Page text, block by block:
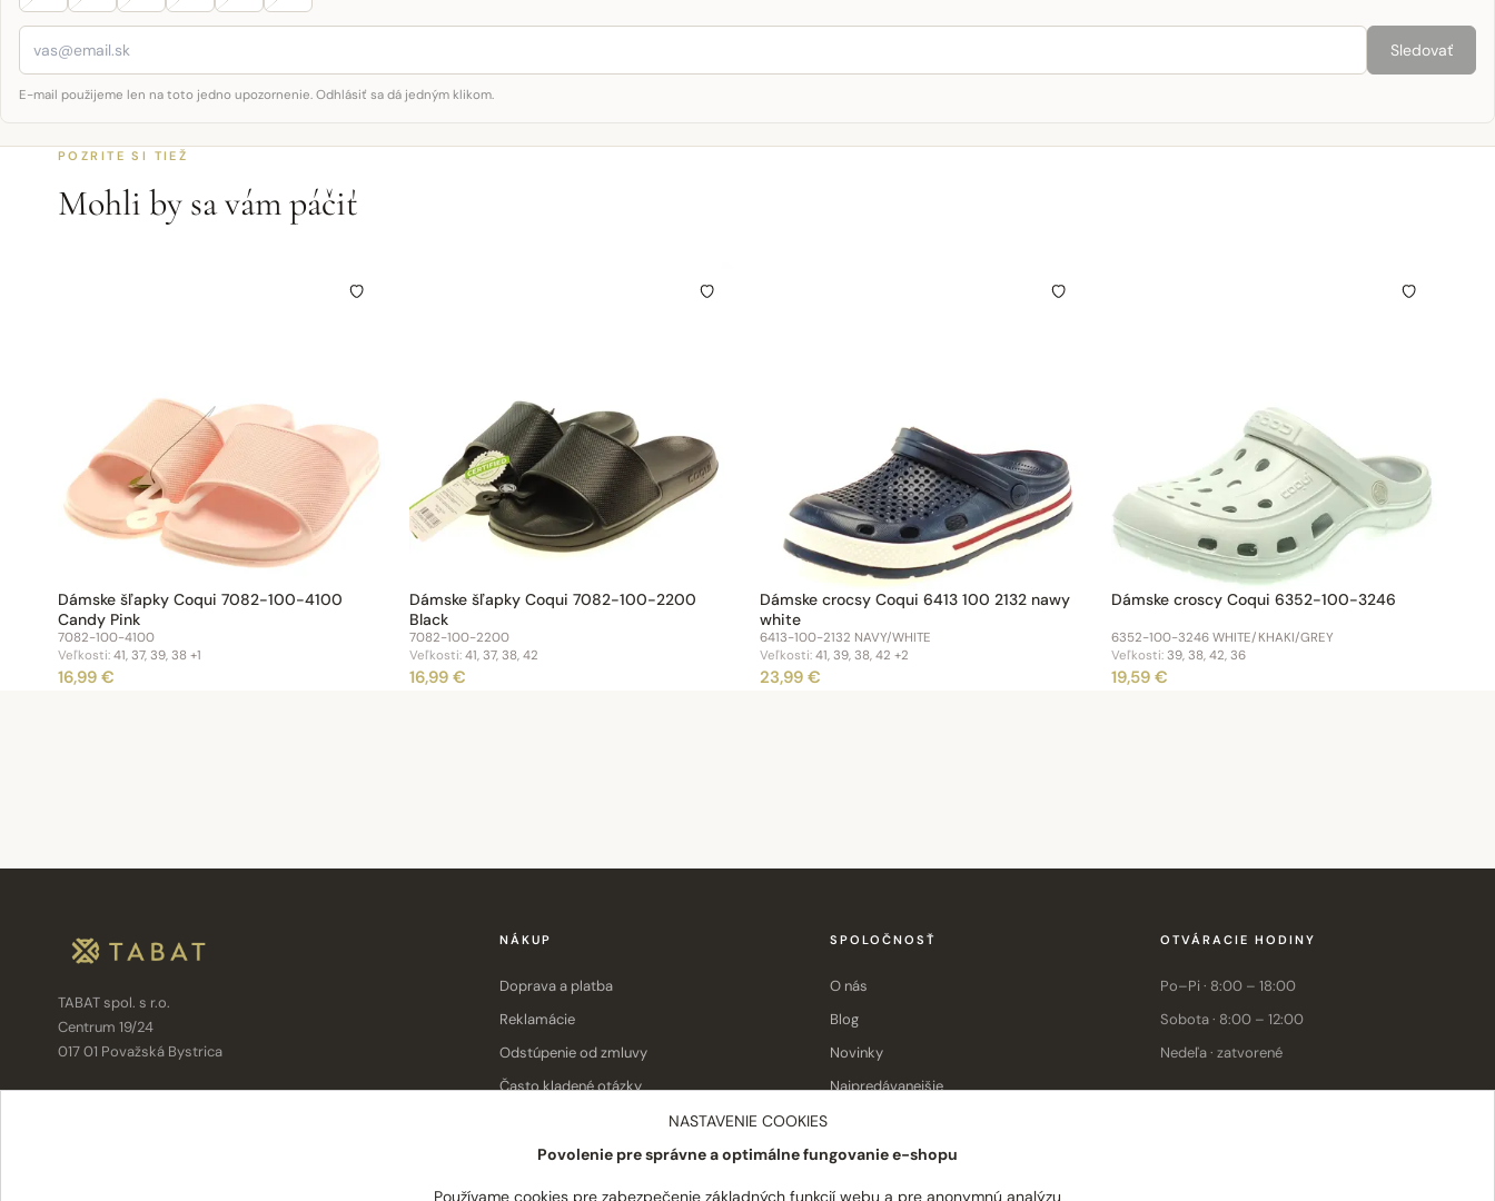
Sledovať
E-mail použijeme len na toto jedno upozornenie. Odhlásiť sa dá jedným klikom.
POZRITE SI TIEŽ
Mohli by sa vám páčiť
Dámske šľapky Coqui 7082-100-4100
Candy Pink
7082-100-4100
Veľkosti: 41, 37, 39, 38 +1
16,99 €
Dámske šľapky Coqui 7082-100-2200
Black
7082-100-2200
Veľkosti:41, 37, 38, 42
16,99 €
Dámske crocsy Coqui 6413 100 2132 nawy
white
6413-100-2132 NAVY/WHITE
Veľkosti: 41, 39, 38, 42 +2
23,99 €
Dámske croscy Coqui 6352-100-3246
6352-100-3246 WHITE/KHAKI/GREY
Veľkosti:39, 38, 42, 36
19,59 €
TABAT spol. s r.o.
Centrum 19/24
017 01 Považská Bystrica
NÁKUP
Doprava a platba
Reklamácie
Odstúpenie od zmluvy
Často kladené otázky
SPOLOČNOSŤ
O nás
Blog
Novinky
Najpredávanejšie
OTVÁRACIE HODINY
Po–Pi · 8:00 – 18:00
Sobota · 8:00 – 12:00
Nedeľa · zatvorené
NASTAVENIE COOKIES
Povolenie pre správne a optimálne fungovanie e-shopu
Používame cookies pre zabezpečenie základných funkcií webu a pre anonymnú analýzu